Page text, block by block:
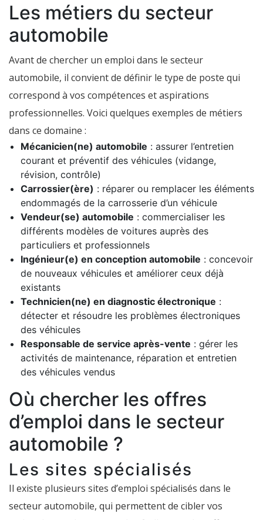
Les métiers du secteur
automobile
Avant de chercher un emploi dans le secteur
automobile, il convient de définir le type de poste qui
correspond à vos compétences et aspirations
professionnelles. Voici quelques exemples de métiers
dans ce domaine :
Mécanicien(ne) automobile : assurer l’entretien
courant et préventif des véhicules (vidange,
révision, contrôle)
Carrossier(ère) : réparer ou remplacer les éléments
endommagés de la carrosserie d’un véhicule
Vendeur(se) automobile : commercialiser les
différents modèles de voitures auprès des
particuliers et professionnels
Ingénieur(e) en conception automobile : concevoir
de nouveaux véhicules et améliorer ceux déjà
existants
Technicien(ne) en diagnostic électronique :
détecter et résoudre les problèmes électroniques
des véhicules
Responsable de service après-vente : gérer les
activités de maintenance, réparation et entretien
des véhicules vendus
Où chercher les offres
d’emploi dans le secteur
automobile ?
Les sites spécialisés
Il existe plusieurs sites d’emploi spécialisés dans le
secteur automobile, qui permettent de cibler vos